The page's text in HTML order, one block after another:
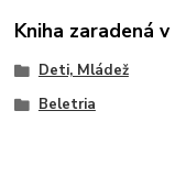
Kniha zaradená
Deti, Mládež
Beletria